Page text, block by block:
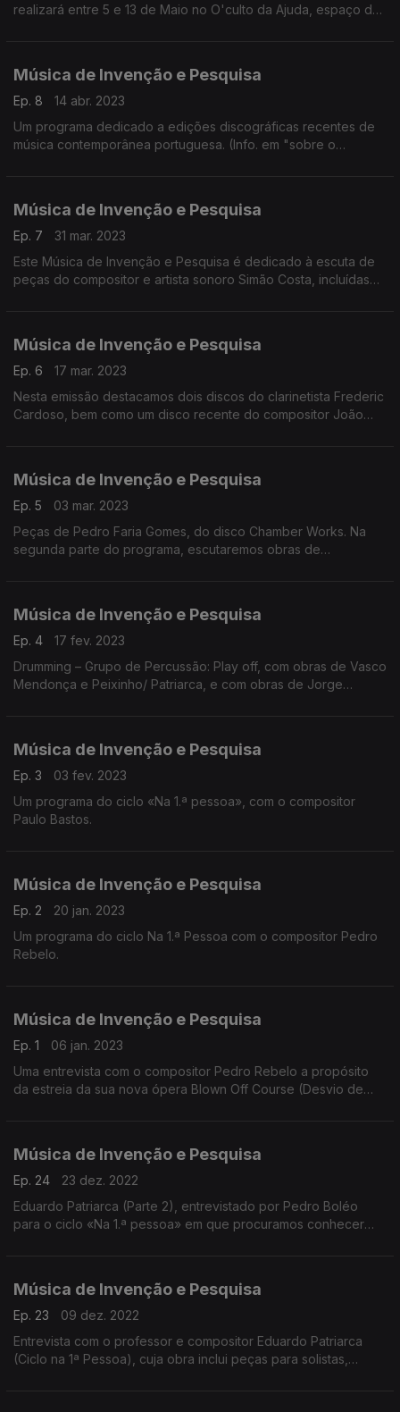
realizará entre 5 e 13 de Maio no O'culto da Ajuda, espaço da
Música de Invenção e Pesquisa
Ep. 8
14 abr. 2023
Um programa dedicado a edições discográficas recentes de
música contemporânea portuguesa. (Info. em "sobre o
Música de Invenção e Pesquisa
Ep. 7
31 mar. 2023
Este Música de Invenção e Pesquisa é dedicado à escuta de
peças do compositor e artista sonoro Simão Costa, incluídas
Música de Invenção e Pesquisa
Ep. 6
17 mar. 2023
Nesta emissão destacamos dois discos do clarinetista Frederic
Cardoso, bem como um disco recente do compositor João
Música de Invenção e Pesquisa
Ep. 5
03 mar. 2023
Peças de Pedro Faria Gomes, do disco Chamber Works. Na
segunda parte do programa, escutaremos obras de
Música de Invenção e Pesquisa
Ep. 4
17 fev. 2023
Drumming – Grupo de Percussão: Play off, com obras de Vasco
Mendonça e Peixinho/ Patriarca, e com obras de Jorge
Música de Invenção e Pesquisa
Ep. 3
03 fev. 2023
Um programa do ciclo «Na 1.ª pessoa», com o compositor
Paulo Bastos.
Música de Invenção e Pesquisa
Ep. 2
20 jan. 2023
Um programa do ciclo Na 1.ª Pessoa com o compositor Pedro
Rebelo.
Música de Invenção e Pesquisa
Ep. 1
06 jan. 2023
Uma entrevista com o compositor Pedro Rebelo a propósito
da estreia da sua nova ópera Blown Off Course (Desvio de
Música de Invenção e Pesquisa
Ep. 24
23 dez. 2022
Eduardo Patriarca (Parte 2), entrevistado por Pedro Boléo
para o ciclo «Na 1.ª pessoa» em que procuramos conhecer
Música de Invenção e Pesquisa
Ep. 23
09 dez. 2022
Entrevista com o professor e compositor Eduardo Patriarca
(Ciclo na 1ª Pessoa), cuja obra inclui peças para solistas,